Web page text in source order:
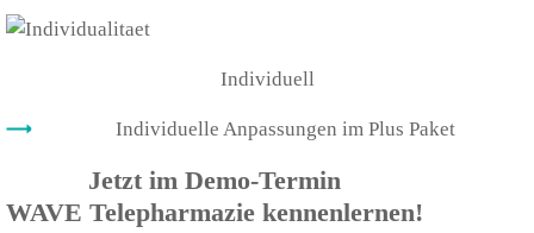
Individuell
Individuelle Anpassungen im Plus Paket
Jetzt im Demo-Termin
WAVE Telepharmazie kennenlernen!